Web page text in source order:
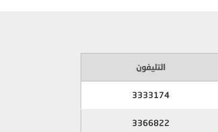
التليفون
3333174
3366822